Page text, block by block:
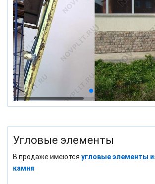
Угловые элементы
В продаже имеются угловые элементы
камня